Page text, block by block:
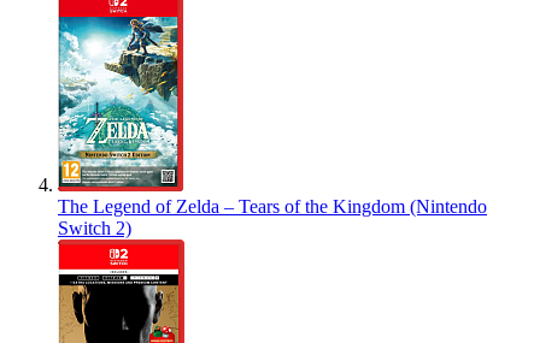
The Legend of Zelda – Tears of the Kingdom (Nintendo
Switch 2)